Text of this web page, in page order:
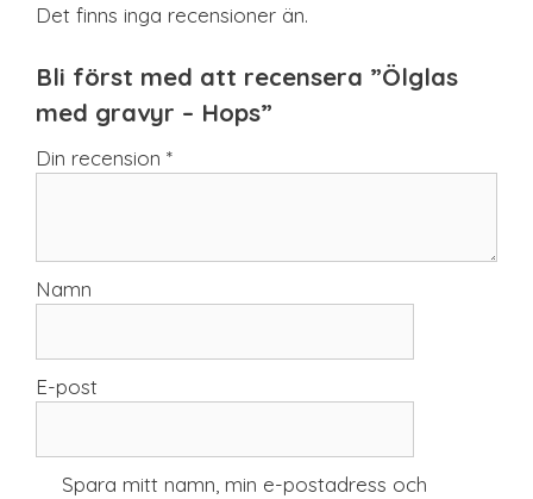
Det finns inga recensioner än.
Bli först med att recensera ”Ölglas
med gravyr – Hops”
Din recension *
Namn
E-post
Spara mitt namn, min e-postadress och